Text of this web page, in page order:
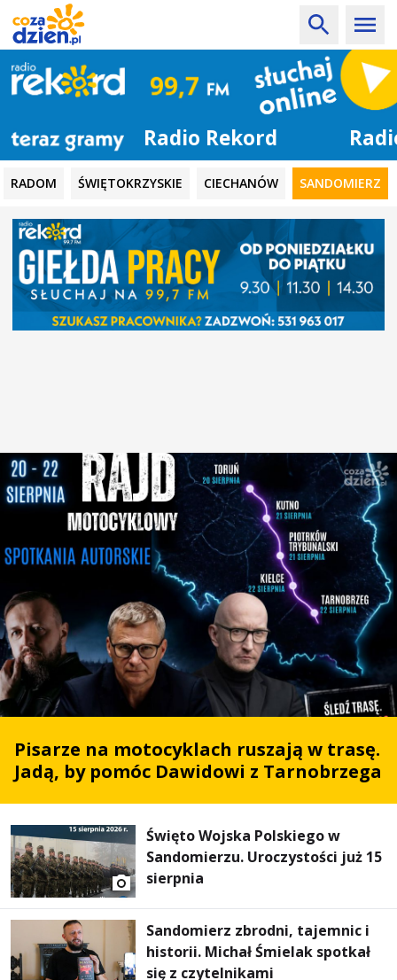
Radio Rekord
RADOM ŚWIĘTOKRZYSKIE CIECHANÓW SANDOMIERZ
Pisarze na motocyklach ruszają w trasę.
Jadą, by pomóc Dawidowi z Tarnobrzega
Święto Wojska Polskiego w
Sandomierzu. Uroczystości już 15
sierpnia
Sandomierz zbrodni, tajemnic i
historii. Michał Śmielak spotkał
się z czytelnikami